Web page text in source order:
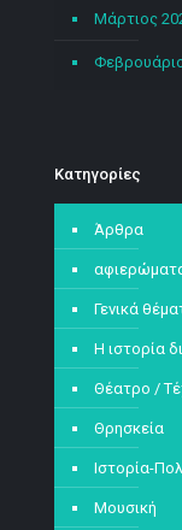
Μάρτιος
Kατηγορίες
Άρθρα
Γενικά
Η ιστορία
Θέατρο /
Θρησκεία
Ιστορία-
Μουσική